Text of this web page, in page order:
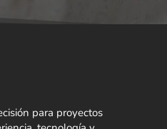
para proyectos